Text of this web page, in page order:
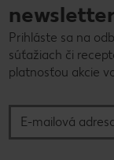
Prihláste sa na
súťažiach či
platnosťou akcie